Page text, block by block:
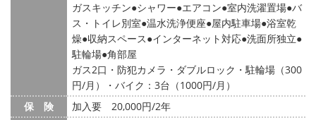
ガスキッチン シャワー エアコン 室内洗濯置場 バ
ス・トイレ別室 温水洗浄便座 屋内駐車場 浴室乾
燥 収納スペース インターネット対応 洗面所独立
駐輪場 角部屋
ガス2口・防犯カメラ・ダブルロック・駐輪場（300
円/月）・バイク：3台（1000円/月）
保 険
加入要 20,000円/2年